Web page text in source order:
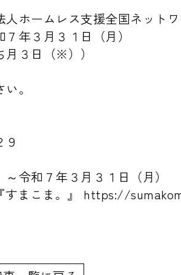
ホームレス支援全国ネットワ
年３月３１日（月）
３日（※））
。
令和７年３月３１日（月）
まこま。』 https://